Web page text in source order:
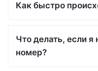
Как быстро
Что делать, если
номер?